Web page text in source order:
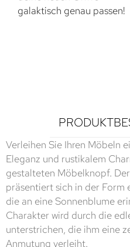
galaktisch genau passen!
Verleihen Sie Ihren Möbeln
Eleganz und rustikalem
gestalteten Möbelknopf.
präsentiert sich in der
die an eine Sonnenblume
Charakter wird durch die
unterstrichen, die ihm eine
Anmutung verleiht.